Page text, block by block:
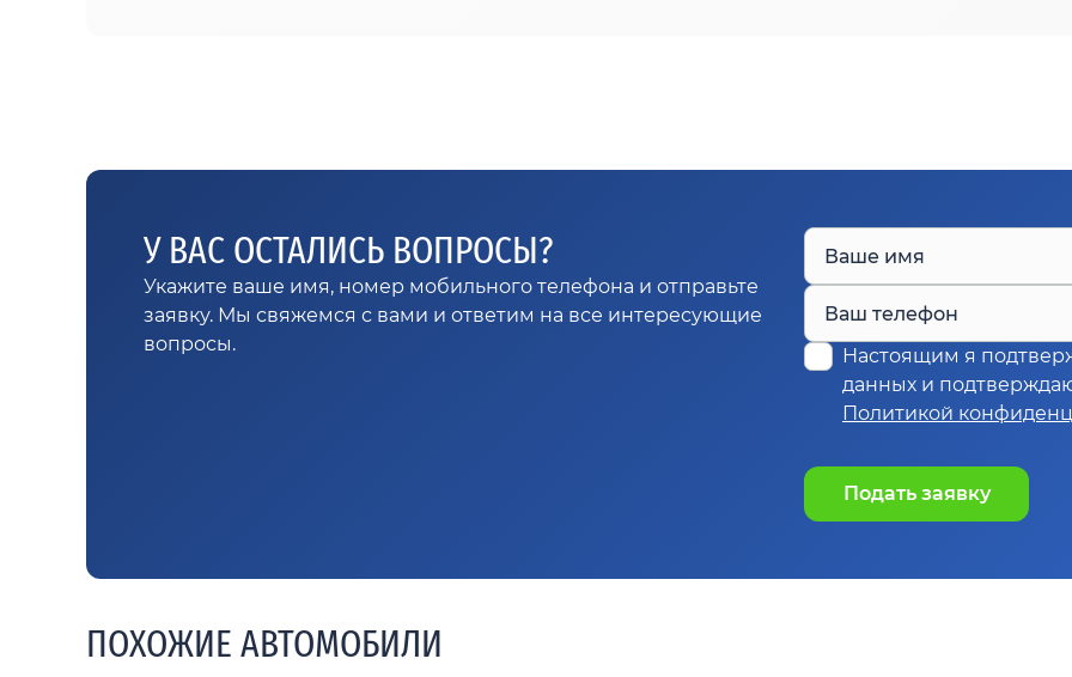
У ВАС ОСТАЛИСЬ ВОПРОСЫ?
Укажите ваше имя, номер мобильного телефона и отправьте
заявку. Мы свяжемся с вами и ответим на все интересующие
вопросы.
Ваше имя
Ваш телефон
Настоящим я
данных и
Политикой
Подать заявку
ПОХОЖИЕ АВТОМОБИЛИ